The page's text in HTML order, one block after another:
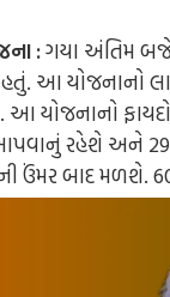
:ગયા અંતિમ
આ યોજનાનો
ફાયદો
રહેશે અને
ઉંમર બાદ